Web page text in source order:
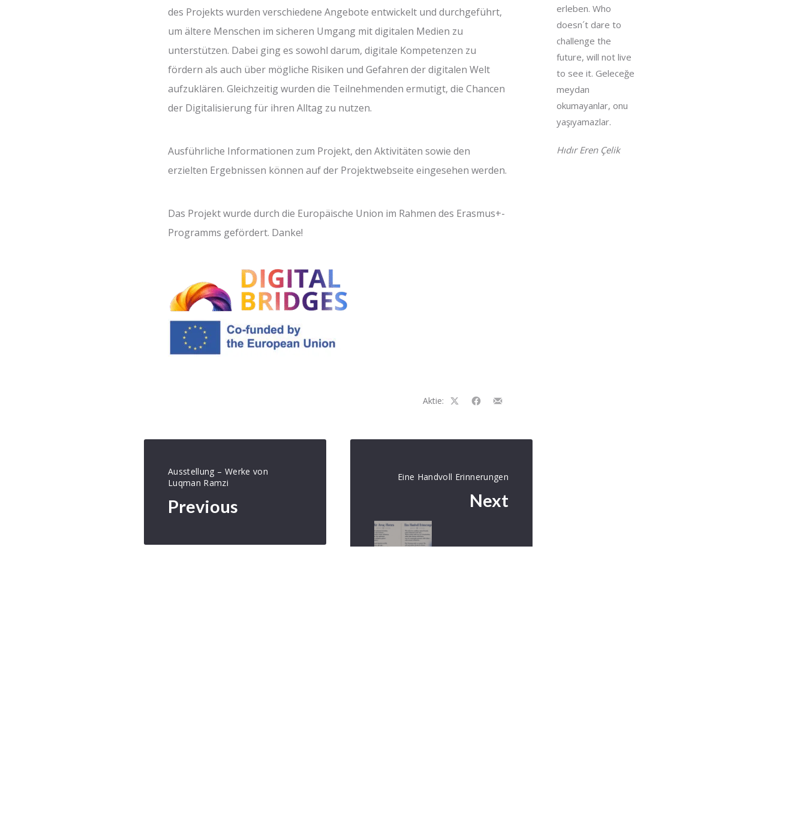
des Projekts wurden verschiedene Angebote entwickelt und durchgeführt,
um ältere Menschen im sicheren Umgang mit digitalen Medien zu
unterstützen. Dabei ging es sowohl darum, digitale Kompetenzen zu
fördern als auch über mögliche Risiken und Gefahren der digitalen Welt
aufzuklären. Gleichzeitig wurden die Teilnehmenden ermutigt, die Chancen
der Digitalisierung für ihren Alltag zu nutzen.
Ausführliche Informationen zum Projekt, den Aktivitäten sowie den
erzielten Ergebnissen können auf der Projektwebseite eingesehen werden.
Das Projekt wurde durch die Europäische Union im Rahmen des Erasmus+-
Programms gefördert. Danke!
Aktie:
Auf
teilen
Auf
teilen
Teilen
E-
Ausstellung – Werke von
Luqman Ramzi
Previous
Eine Handvoll Erinnerungen
Next
erleben. Who
doesn´t dare to
challenge the
future, will not live
to see it. Geleceğe
meydan
okumayanlar, onu
yaşıyamazlar.
Hıdır Eren Çelik